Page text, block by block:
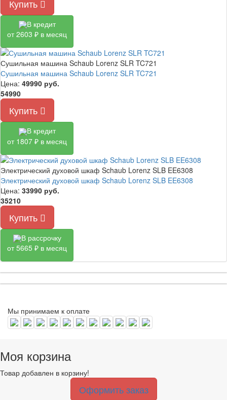
Купить
В кредит
от 2603 ₽ в месяц
Сушильная машина Schaub Lorenz SLR TC721
Сушильная машина Schaub Lorenz SLR TC721
Цена: 49990 руб.
54990
Купить
В кредит
от 1807 ₽ в месяц
Электрический духовой шкаф Schaub Lorenz SLB EE6308
Электрический духовой шкаф Schaub Lorenz SLB EE6308
Цена: 33990 руб.
35210
Купить
В рассрочку
от 5665 ₽ в месяц
Мы принимаем к оплате
Моя корзина
Товар добавлен в корзину!
Оформить заказ